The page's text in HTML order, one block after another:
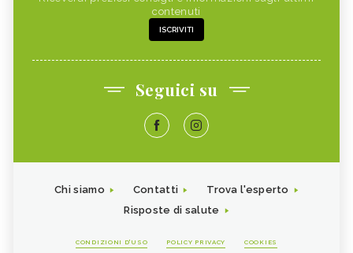
contenuti
ISCRIVITI
Seguici su
Chi siamo Contatti
Trova l'esperto
Risposte di salute
CONDIZIONI D'USO POLICY PRIVACY COOKIES